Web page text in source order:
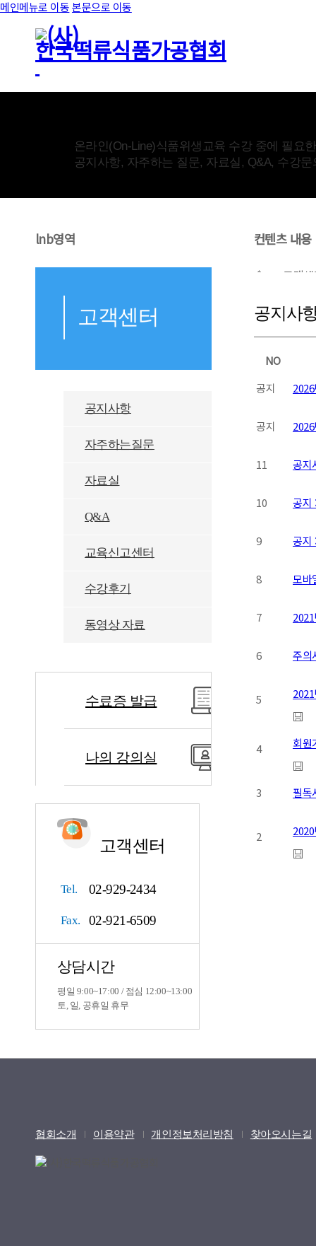
메인메뉴로 이동본문으로 이동
온라인(On-Line)식품위생교육 수강 중에 필요한
공지사항, 자주하는 질문, 자료실, Q&A, 수강
lnb영역
고객센터
공지사항
자주하는질문
자료실
Q&A
교육신고센터
수강후기
동영상 자료
수료증 발급
나의 강의실
고객센터
Tel. 02-929-2434
Fax. 02-921-6509
상담시간
평일 9:00~17:00 / 점심 12:00~13:00
토, 일, 공휴일 휴무
컨텐츠 내용
고객
공지사
NO
공지
공지
11 공지
10 공지
9 공지
8 모바
7
6 주의
5
4 회원
3 필독
2
협회소개 이용약관 개인정보처리방침 찾아오시는길